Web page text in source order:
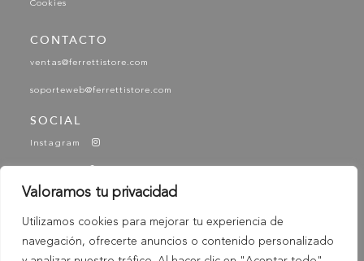
Valoramos tu privacidad
Utilizamos cookies para mejorar tu experiencia de
navegación, ofrecerte anuncios o contenido personalizado
Cookies
CONTACTO
ventas@ferrettistore.com
soporteweb@ferrettistore.com
SOCIAL
Instagram
YouTube
Tik Tok
-